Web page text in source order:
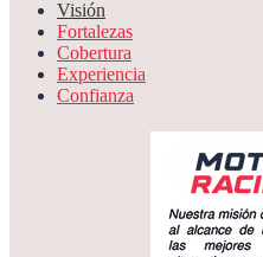
Visión
Fortalezas
Cobertura
Experiencia
Confianza